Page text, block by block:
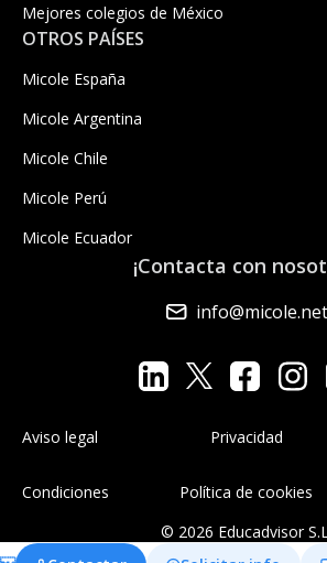
Mejores colegios de México
OTROS PAÍSES
Micole España
Micole Argentina
Micole Chile
Micole Perú
Micole Ecuador
¡Contacta con
info@micole.net
Aviso legal Privacidad
Condiciones
Política de cookies
© 2026 Educadvisor